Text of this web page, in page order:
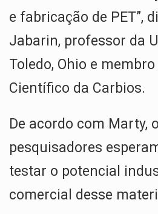
e fabricação de PET”,
Jabarin, professor da
Toledo, Ohio e
Científico da Carbios.
De acordo com Marty,
pesquisadores
testar o potencial
comercial desse